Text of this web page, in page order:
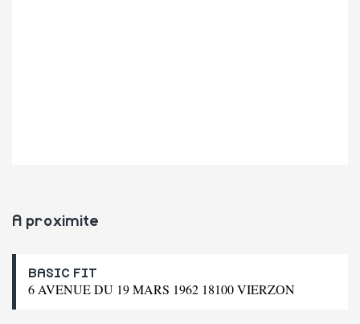
A proximite
BASIC FIT
6 AVENUE DU 19 MARS 1962 18100 VIERZON